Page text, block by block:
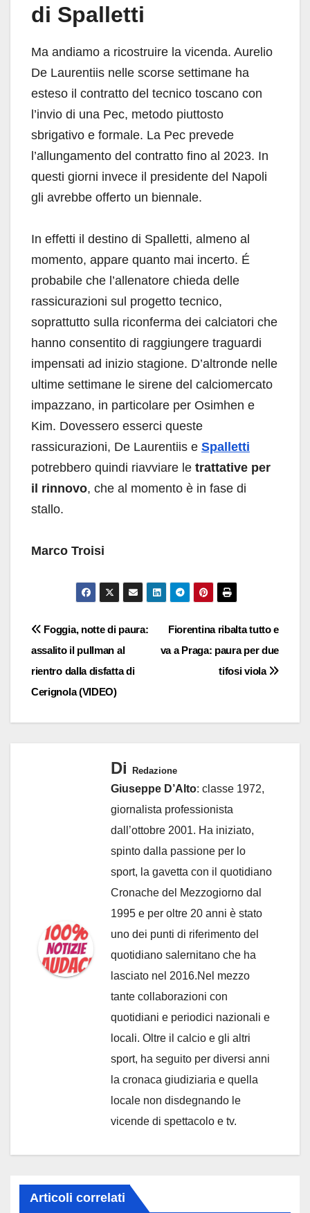
di Spalletti
Ma andiamo a ricostruire la vicenda. Aurelio
De Laurentiis nelle scorse settimane ha
esteso il contratto del tecnico toscano con
l’invio di una Pec, metodo piuttosto
sbrigativo e formale. La Pec prevede
l’allungamento del contratto fino al 2023. In
questi giorni invece il presidente del Napoli
gli avrebbe offerto un biennale.
In effetti il destino di Spalletti, almeno al
momento, appare quanto mai incerto. É
probabile che l’allenatore chieda delle
rassicurazioni sul progetto tecnico,
soprattutto sulla riconferma dei calciatori che
hanno consentito di raggiungere traguardi
impensati ad inizio stagione. D’altronde nelle
ultime settimane le sirene del calciomercato
impazzano, in particolare per Osimhen e
Kim. Dovessero esserci queste
rassicurazioni, De Laurentiis e Spalletti
potrebbero quindi riavviare le trattative per
il rinnovo, che al momento è in fase di
stallo.
Marco Troisi
Navigazione
articoli
Fiorentina ribalta tutto e
va a Praga: paura per due
tifosi viola
Foggia, notte di paura:
assalito il pullman al
rientro dalla disfatta di
Cerignola (VIDEO)
Di Redazione
Giuseppe D’Alto: classe 1972,
giornalista professionista
dall’ottobre 2001. Ha iniziato,
spinto dalla passione per lo
sport, la gavetta con il quotidiano
Cronache del Mezzogiorno dal
1995 e per oltre 20 anni è stato
uno dei punti di riferimento del
quotidiano salernitano che ha
lasciato nel 2016.Nel mezzo
tante collaborazioni con
quotidiani e periodici nazionali e
locali. Oltre il calcio e gli altri
sport, ha seguito per diversi anni
la cronaca giudiziaria e quella
locale non disdegnando le
vicende di spettacolo e tv.
Articoli correlati